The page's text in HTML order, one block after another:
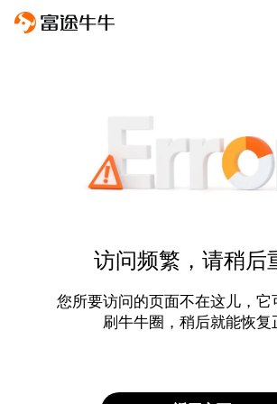
访问频繁，请稍后
您所要访问的页面不在这儿，它
刷牛牛圈，稍后就能恢复